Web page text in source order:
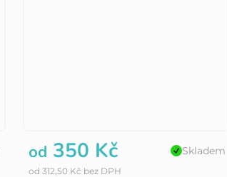
Skladem
od 312,50 Kč bez DPH
od 350 Kč